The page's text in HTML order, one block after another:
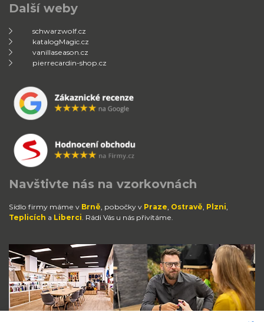
Další weby
schwarzwolf.cz
katalogMagic.cz
vanillaseason.cz
pierrecardin-shop.cz
Navštivte nás na vzorkovnách
Sídlo firmy máme v Brně , pobočky v Praze Ostravě Plzni
Teplicích a Liberci . Rádi Vás u nás přivítáme.